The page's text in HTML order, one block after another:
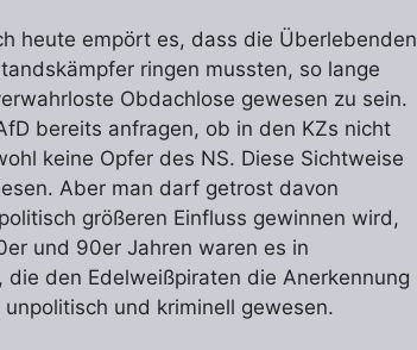
heute empört es, dass die Überlebenden
ringen mussten, so lange
Obdachlose gewesen zu sein.
bereits anfragen, ob in den KZs nicht
keine Opfer des NS. Diese Sichtweise
Aber man darf getrost davon
größeren Einfluss gewinnen wird,
und 90er Jahren waren es in
den Edelweißpiraten die Anerkennung
und kriminell gewesen.